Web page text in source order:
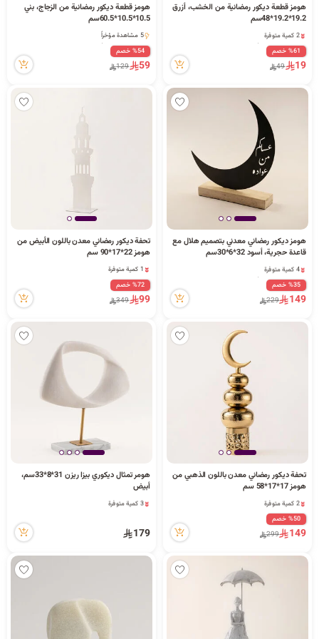
هومز قطعة ديكور رمضانية من الخشب، أزرق
19.2*19.2*48سم
2 كمية متوفرة
8 مشاهدة مؤخراً
2 كمية متوفرة
8 مشاهدة مؤخراً
%61 خصم
19
49
هومز قطعة ديكور رمضانية من الزجاج، بني
10.5*10.5*60.5سم
5 مشاهدة مؤخراً
5 مشاهدة مؤخراً%54 خصم
59
129
هومز ديكور رمضاني معدني بتصميم هلال مع
قاعدة حجرية، أسود 32*6*30سم
4 كمية متوفرة
2 مشاهدة مؤخراً
4 كمية متوفرة
2 مشاهدة مؤخراً
%35 خصم
149
229
تحفة ديكور رمضاني معدن باللون الأبيض من
هومز 22*17*90 سم
1 كمية متوفرة
1 كمية متوفرة%72 خصم
99
349
تحفة ديكور رمضاني معدن باللون الذهبي من
هومز 17*17*58 سم
2 كمية متوفرة
10 مشاهدة مؤخراً
2 كمية متوفرة
10 مشاهدة مؤخراً
%50 خصم
149
299
هومر تمثال ديكوري بيزا ريزن 31*8*33سم،
أبيض
3 كمية متوفرة
3 كمية متوفرة
5 مشاهدة مؤخراً
179